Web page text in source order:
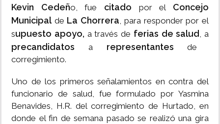
Kevin Cedeño, fue citado por el Concejo
Municipalde La Chorrera, para responder por el
supuesto apoyo, a través de ferias de salud , a
precandidatos arepresentantes de
corregimiento.
Uno de los primeros señalamientos en contra del
funcionario de salud, fue formulado por Yasmina
Benavides, H.R. del corregimiento de Hurtado, en
donde el fin de semana pasado se realizó una gira